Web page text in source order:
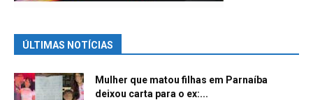
ÚLTIMAS NOTÍCIAS
Mulher que matou filhas em Parnaíba
deixou carta para o ex:...